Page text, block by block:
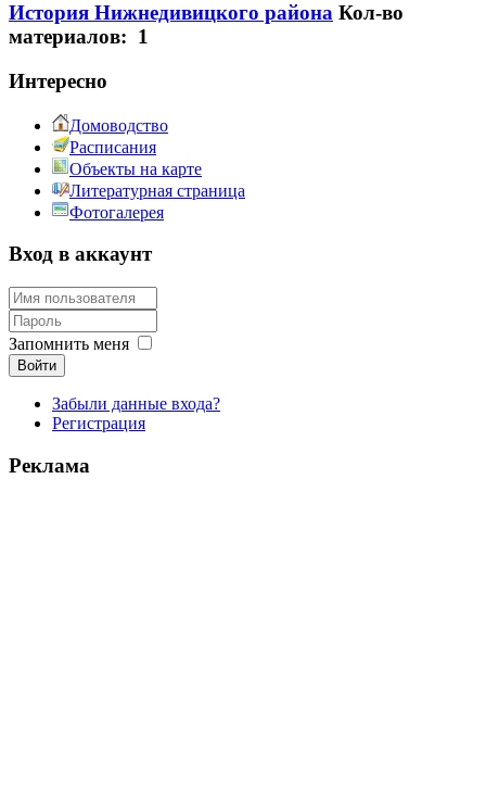
История Нижнедивицкого района Кол-во
материалов: 1
Интересно
Домоводство
Расписания
Объекты на карте
Литературная страница
Фотогалерея
Вход в аккаунт
Запомнить меня
Войти
Забыли данные входа?
Регистрация
Реклама